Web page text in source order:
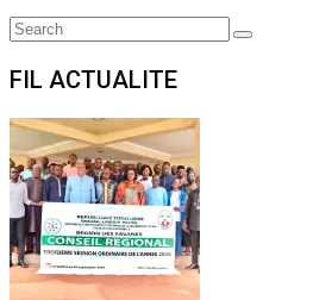
Search
Search
FIL ACTUALITE